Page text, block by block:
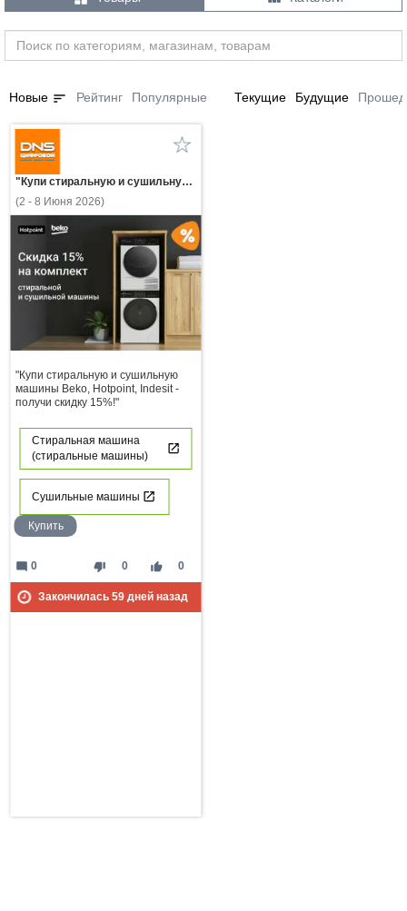
Новые sort Рейтинг Популярные Текущие Будущие
"Купи стиральную и сушильную машины Beko, Hotpoint, Indesit - получи скидку 15%!"
(2 - 8 Июня 2026)
"Купи стиральную и сушильную
машины Beko, Hotpoint, Indesit -
получи скидку 15%!"
Стиральная машина
(стиральные машины)
Сушильные машины
Купить
thumb_down 0 thumb_up 0
mode_comment 0
Закончилась 59дней назад